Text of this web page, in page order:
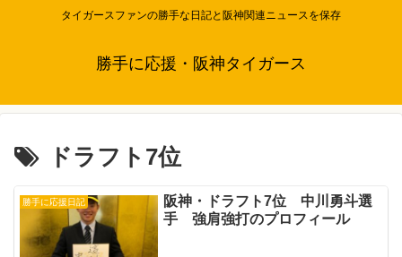
タイガースファンの勝手な日記と阪神関連ニュースを保存
勝手に応援・阪神タイガース
ドラフト7位
勝手に応援日記
阪神・ドラフト7位 中川勇斗選
手 強肩強打のプロフィール